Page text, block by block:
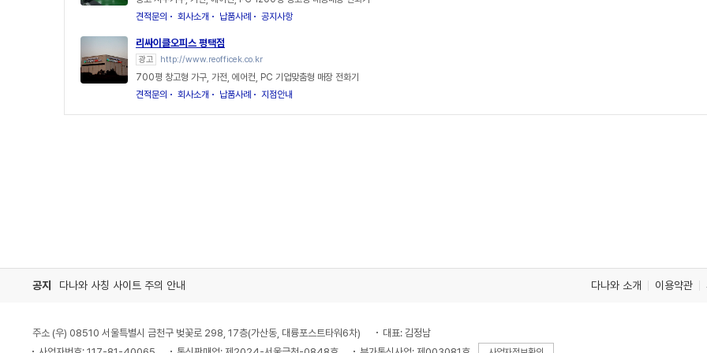
견적문의
회사소개 납품사례 공지사항
리싸이클오피스 평택점
광고 http://www.reofficek.co.kr
700평 창고형 가구, 가전, 에어컨, PC 기업맞춤형 매장 전화기
견적문의
회사소개 납품사례 지점안내
공지 다나와 사칭 사이트 주의 안내 다나와 소개 이용약관
주소 (우) 08510 서울특별시 금천구 벚꽃로 298, 17층(가산동, 대륭포스트타워6차)
대표: 김정남